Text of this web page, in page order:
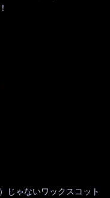
じゃないワックスコット